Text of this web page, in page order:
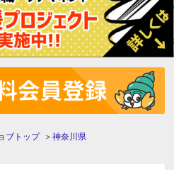
ブトップ
神奈川県